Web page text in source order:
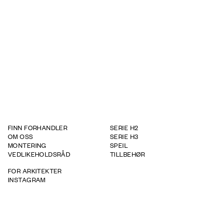
FINN FORHANDLER
OM OSS
MONTERING
VEDLIKEHOLDSRÅD
FOR ARKITEKTER
INSTAGRAM
SERIE H2
SERIE H3
SPEIL
TILLBEHØR